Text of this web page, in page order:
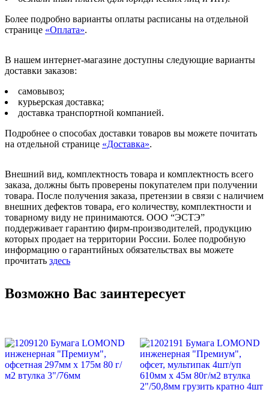
Более подробно варианты оплаты расписаны на отдельной
странице «Оплата».
В нашем интернет-магазине доступны следующие варианты
доставки заказов:
самовывоз;
курьерская доставка;
доставка транспортной компанией.
Подробнее о способах доставки товаров вы можете почитать
на отдельной странице «Доставка».
Внешний вид, комплектность товара и комплектность всего
заказа, должны быть проверены покупателем при получении
товара. После получения заказа, претензии в связи с наличием
внешних дефектов товара, его количеству, комплектности и
товарному виду не принимаются. ООО “ЭСТЭ”
поддерживает гарантию фирм-производителей, продукцию
которых продает на территории России. Более подробную
информацию о гарантийных обязательствах вы можете
прочитать здесь
Возможно Вас заинтересует